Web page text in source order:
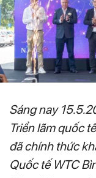
Sáng nay
Triển lãm quốc
đã chính thức
Quốc tế WTC